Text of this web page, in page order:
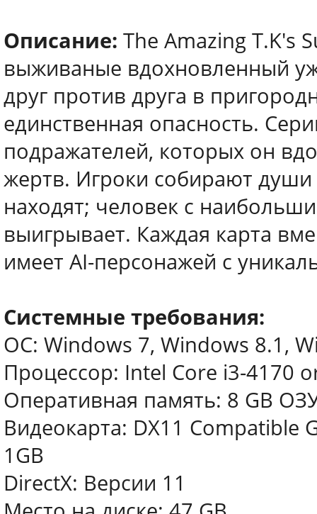
Описание: The Amazing T.K's
выживаные вдохновленный
друг против друга в
единственная опасность.
подражателей, которых он
жертв. Игроки собирают
находят; человек с
выигрывает. Каждая карта
имеет AI-персонажей с
Системные требования:
ОС: Windows 7, Windows 8.1,
Процессор: Intel Core i3-4170
Оперативная память: 8 GB
Видеокарта: DX11 Compatible
1GB
DirectX: Версии 11